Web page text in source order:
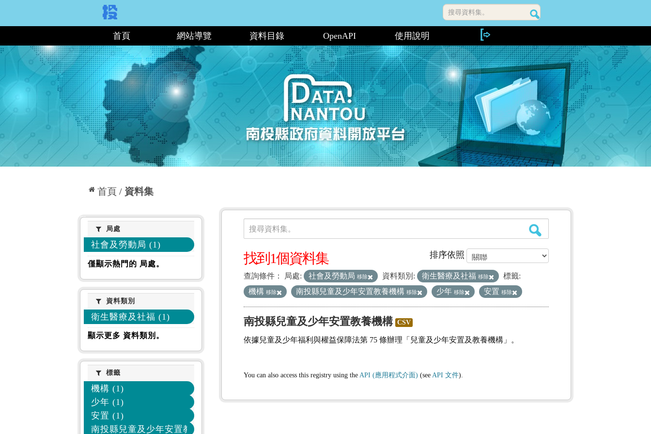
搜尋資料集。
首頁 網站導覽 資料目錄 OpenAPI 使用說明
首頁 資料集
局處局處
社會及勞動局 (1)
僅顯示熱門的 局處。
資料類別
資料類別
衛生醫療及社福 (1)
顯示更多 資料類別。
標籤標籤
機構 (1)
少年 (1)
安置 (1)
南投縣兒童及少年安置教養機構 (1)
資料集
搜尋資料集。
排序依照
找到1個資料集
查詢條件： 局處: 社會及勞動局 移除 資料類別: 衛生醫療及社福 移除
標籤:
機構 移除 南投縣兒童及少年安置教養機構 移除 少年 移除 安置 移除
南投縣兒童及少年安置教養機構 CSV
依據兒童及少年福利與權益保障法第 75 條辦理「兒童及少年安置及教養機構」。
You can also access this registry using the API (應用程式介面) (see API 文件).